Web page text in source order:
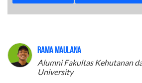
Rama Maulana
Alumni Fakultas Kehutanan
University